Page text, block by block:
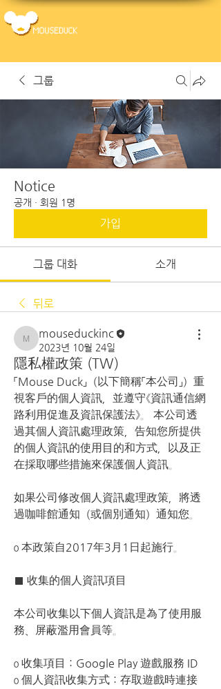
그룹
Notice
공개 · 회원 1명
가입
그룹 대화 소개
뒤로
mouseduckinc
mouseduckinc
2023년 10월 24일
隱私權政策 (TW)
「Mouse Duck」（以下簡稱「本公司」）重
視客戶的個人資訊，並遵守《資訊通信網
路利用促進及資訊保護法》。 本公司透
過其個人資訊處理政策，告知您所提供
的個人資訊的使用目的和方式，以及正
在採取哪些措施來保護個人資訊。
如果公司修改個人資訊處理政策，將透
過咖啡館通知（或個別通知）通知您。
ο 本政策自2017年3月1日起施行。
■ 收集的個人資訊項目
本公司收集以下個人資訊是為了使用服
務、屏蔽濫用會員等。
ο 收集項目：Google Play 遊戲服務 ID
ο 個人資訊收集方式：存取遊戲時連接